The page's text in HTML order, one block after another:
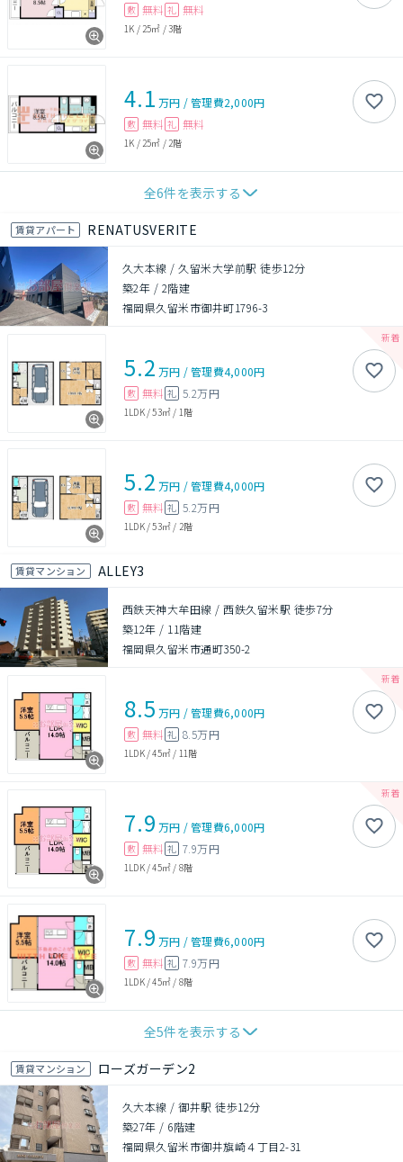
敷 無料 礼 無料
1K / 25㎡ /3階
4.1 万円 /管理費2,000円
敷 無料 礼 無料
1K / 25㎡ / 2階
全6件を表示する
賃貸アパート RENATUSVERITE
久大本線 / 久留米大学前駅 徒歩12分
築2年 / 2階建
福岡県久留米市御井町1796-3
5.2 万円 /管理費4,000円
敷 無料 礼 5.2万円
1LDK/53㎡ / 1階
5.2 万円 /管理費4,000円
敷 無料 礼 5.2万円
1LDK/53㎡ / 2階
賃貸マンション ALLEY3
西鉄天神大牟田線 / 西鉄久留米駅 徒歩7分
築12年 / 11階建
福岡県久留米市通町350-2
8.5 万円 /管理費6,000円
敷 無料 礼 8.5万円
1LDK/45㎡ / 11階
7.9 万円 /管理費6,000円
敷 無料 礼 7.9万円
1LDK/45㎡ / 8階
7.9 万円 /管理費6,000円
敷 無料 礼 7.9万円
1LDK/45㎡ / 8階
全5件を表示する
賃貸マンション ローズガーデン2
久大本線 / 御井駅 徒歩12分
築27年 / 6階建
福岡県久留米市御井旗崎４丁目2-31